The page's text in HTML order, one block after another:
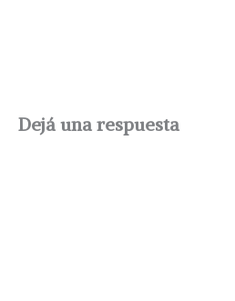
Dejá una respuesta